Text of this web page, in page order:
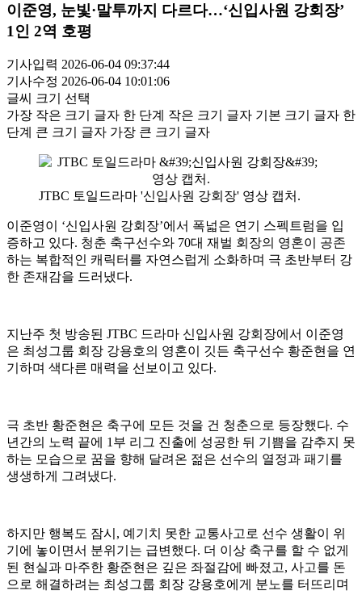
이준영, 눈빛·말투까지 다르다…‘신입사원 강회장’
1인 2역 호평
기사입력 2026-06-04 09:37:44
기사수정 2026-06-04 10:01:06
글씨 크기 선택
가장 작은 크기 글자 한 단계 작은 크기 글자 기본 크기 글자 한
단계 큰 크기 글자 가장 큰 크기 글자
JTBC 토일드라마 '신입사원 강회장' 영상 캡처.
이준영이 ‘신입사원 강회장’에서 폭넓은 연기 스펙트럼을 입
증하고 있다. 청춘 축구선수와 70대 재벌 회장의 영혼이 공존
하는 복합적인 캐릭터를 자연스럽게 소화하며 극 초반부터 강
한 존재감을 드러냈다.
지난주 첫 방송된 JTBC 드라마 신입사원 강회장에서 이준영
은 최성그룹 회장 강용호의 영혼이 깃든 축구선수 황준현을 연
기하며 색다른 매력을 선보이고 있다.
극 초반 황준현은 축구에 모든 것을 건 청춘으로 등장했다. 수
년간의 노력 끝에 1부 리그 진출에 성공한 뒤 기쁨을 감추지 못
하는 모습으로 꿈을 향해 달려온 젊은 선수의 열정과 패기를
생생하게 그려냈다.
하지만 행복도 잠시, 예기치 못한 교통사고로 선수 생활이 위
기에 놓이면서 분위기는 급변했다. 더 이상 축구를 할 수 없게
된 현실과 마주한 황준현은 깊은 좌절감에 빠졌고, 사고를 돈
으로 해결하려는 최성그룹 회장 강용호에게 분노를 터뜨리며